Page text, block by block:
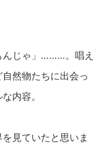
んじゃ」………。唱え
然物たちに出会っ
内容。
見ていたと思いま